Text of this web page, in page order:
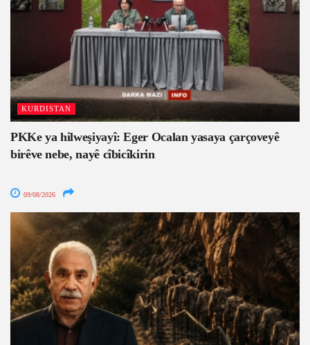
KURDISTAN
PKKe ya hilweşiyayî: Eger Ocalan yasaya çarçoveyê
birêve nebe, nayê cîbicîkirin
09/08/2026